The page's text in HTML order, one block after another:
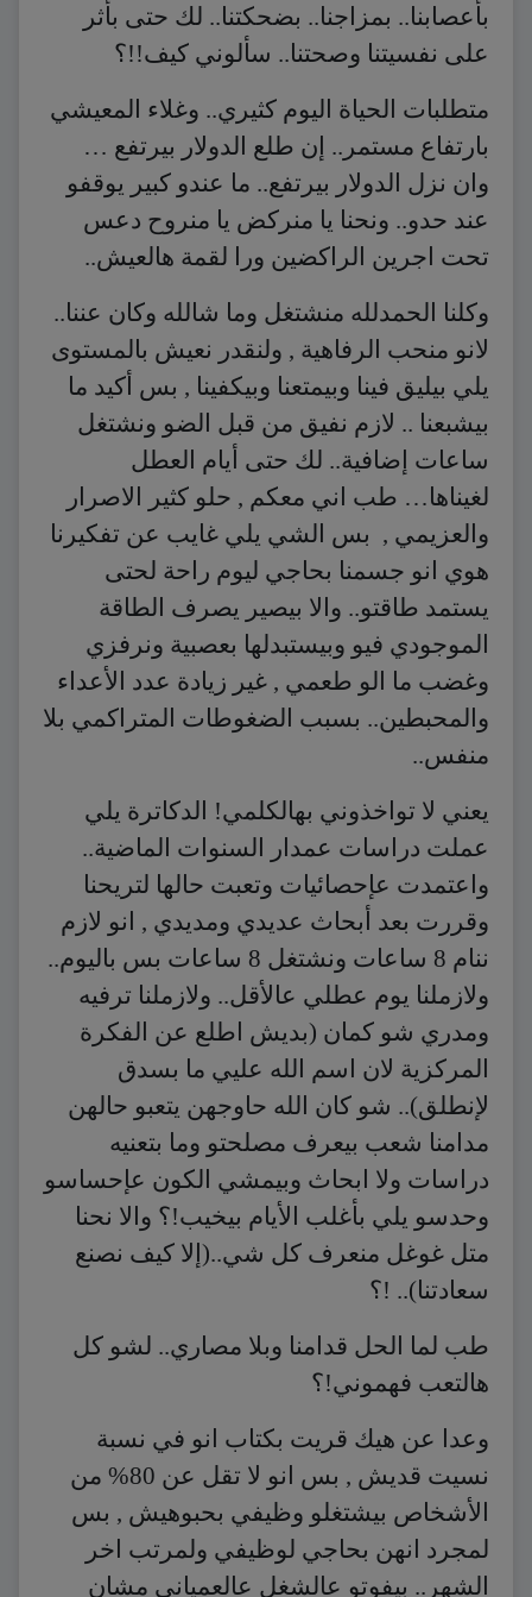
بأعصابنا.. بمزاجنا.. بضحكتنا.. لك حتى بأثر
على نفسيتنا وصحتنا.. سألوني كيف!!؟
متطلبات الحياة اليوم كثيري.. وغلاء المعيشي
بارتفاع مستمر.. إن طلع الدولار بيرتفع …
وان نزل الدولار بيرتفع.. ما عندو كبير يوقفو
عند حدو.. ونحنا يا منركض يا منروح دعس
تحت اجرين الراكضين ورا لقمة هالعيش..
وكلنا الحمدلله منشتغل وما شالله وكان عننا..
لانو منحب الرفاهية , ولنقدر نعيش بالمستوى
يلي بيليق فينا وبيمتعنا وبيكفينا , بس أكيد ما
بيشبعنا .. لازم نفيق من قبل الضو ونشتغل
ساعات إضافية.. لك حتى أيام العطل
لغيناها… طب اني معكم , حلو كثير الاصرار
والعزيمي , بس الشي يلي غايب عن تفكيرنا
هوي انو جسمنا بحاجي ليوم راحة لحتى
يستمد طاقتو.. واﻻ بيصير يصرف الطاقة
الموجودي فيو وبيستبدلها بعصبية ونرفزي
وغضب ما الو طعمي , غير زيادة عدد الأعداء
والمحبطين.. بسبب الضغوطات المتراكمي بلا
منفس..
يعني لا تواخذوني بهالكلمي! الدكاترة يلي
عملت دراسات عمدار السنوات الماضية..
واعتمدت عإحصائيات وتعبت حالها لتريحنا
وقررت بعد أبحاث عديدي ومديدي , انو لازم
ننام 8 ساعات ونشتغل 8 ساعات بس باليوم..
ولازملنا يوم عطلي عالأقل.. ولازملنا ترفيه
ومدري شو كمان (بديش اطلع عن الفكرة
المركزية لان اسم الله عليي ما بسدق
لإنطلق).. شو كان الله حاوجهن يتعبو حالهن
مدامنا شعب بيعرف مصلحتو وما بتعنيه
دراسات ولا ابحاث وبيمشي الكون عإحساسو
وحدسو يلي بأغلب الأيام بيخيب!؟ والا نحنا
متل غوغل منعرف كل شي..(إﻻ كيف نصنع
سعادتنا).. !؟
طب لما الحل قدامنا وبلا مصاري.. لشو كل
هالتعب فهموني!؟
وعدا عن هيك قريت بكتاب انو في نسبة
نسيت قديش , بس انو لا تقل عن 80% من
الأشخاص بيشتغلو وظيفي بحبوهيش , بس
لمجرد انهن بحاجي لوظيفي ولمرتب اخر
الشهر.. بيفوتو عالشغل عالعمياني مشان